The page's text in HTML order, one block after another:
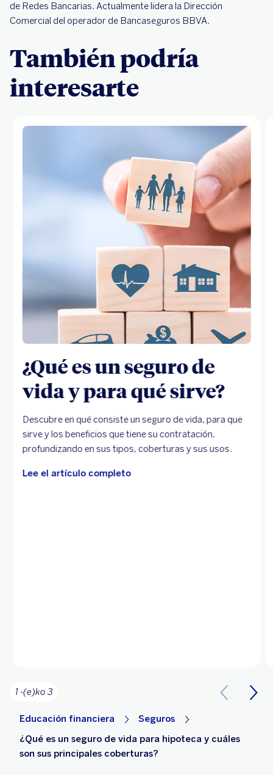
de Redes Bancarias. Actualmente lidera la Dirección
Comercial del operador de Bancaseguros BBVA.
También podría
interesarte
¿Qué es un seguro de
vida y para qué sirve?
Descubre en qué consiste un seguro de vida, para que
sirve y los beneficios que tiene su contratación,
profundizando en sus tipos, coberturas y sus usos.
Lee el artículo completo
1 -(e)ko 3
Educación financiera
Seguros
¿Qué es un seguro de vida para hipoteca y cuáles
son sus principales coberturas?